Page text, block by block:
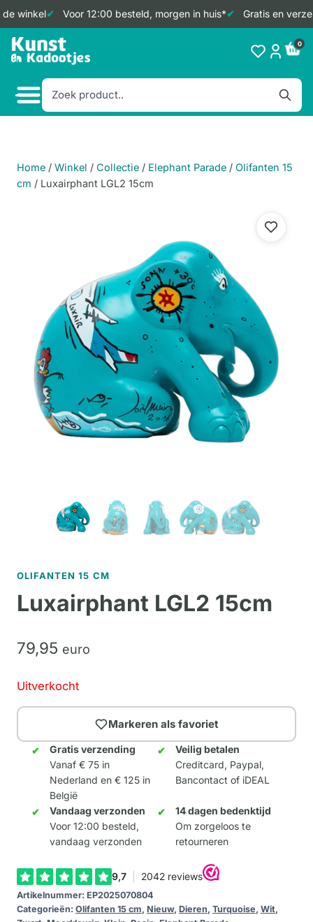
winkel Voor 12:00 besteld, morgen in huis* Gratis en
Doorgaan
naar
0
Home / Winkel / Collectie / Elephant Parade / Olifanten 15
cm / Luxairphant LGL2 15cm
OLIFANTEN 15 CM
Luxairphant LGL2 15cm
79,95 euro
Uitverkocht
Markeren als favoriet
Gratis verzending
Vanaf € 75 in
Nederland en € 125 in
België
Veilig betalen
Creditcard, Paypal,
Bancontact of iDEAL
Vandaag verzonden
Voor 12:00 besteld,
vandaag verzonden
14 dagen bedenktijd
Om zorgeloos te
retourneren
Artikelnummer: EP2025070804
Categorieën: Olifanten 15 cm, Nieuw, Dieren, Turquoise, Wit,